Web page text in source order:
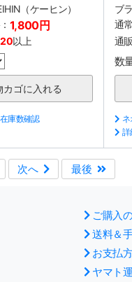
（ケーヒン）
1,800円
20以上
庫数確認
ブ
通
通
数
詳
次へ 最後
ご購入
送料＆
お支払
ヤマト